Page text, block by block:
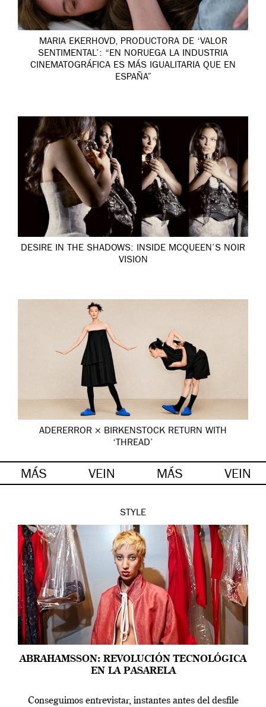
MARIA EKERHOVD, PRODUCTORA DE ‘VALOR
SENTIMENTAL’: “EN NORUEGA LA INDUSTRIA
CINEMATOGRÁFICA ES MÁS IGUALITARIA QUE EN
ESPAÑA”
DESIRE IN THE SHADOWS: INSIDE MCQUEEN’S NOIR
VISION
ADERERROR × BIRKENSTOCK RETURN WITH
‘THREAD’
MÁS VEIN MÁS VEIN
STYLE
ABRAHAMSSON: REVOLUCIÓN TECNOLÓGICA
EN LA PASARELA
Conseguimos entrevistar, instantes antes del desfile